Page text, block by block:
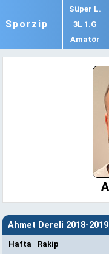
Sporzip
Süper L.
3L 1.G
Amatör
Ahmet Dereli 2018-2019
Hafta Rakip